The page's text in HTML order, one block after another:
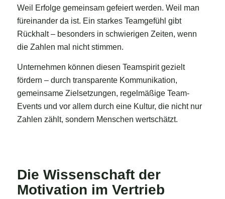
Weil Erfolge gemeinsam gefeiert werden. Weil man
füreinander da ist. Ein starkes Teamgefühl gibt
Rückhalt – besonders in schwierigen Zeiten, wenn
die Zahlen mal nicht stimmen.
Unternehmen können diesen Teamspirit gezielt
fördern – durch transparente Kommunikation,
gemeinsame Zielsetzungen, regelmäßige Team-
Events und vor allem durch eine Kultur, die nicht nur
Zahlen zählt, sondern Menschen wertschätzt.
Die Wissenschaft der
Motivation im Vertrieb